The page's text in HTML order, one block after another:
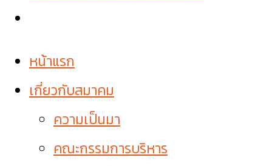
หน้าแรก
เกี่ยวกับสมาคม
ความเป็นมา
คณะกรรมการบริหาร